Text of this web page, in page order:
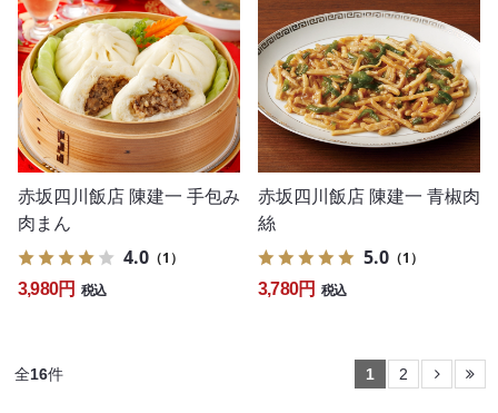
赤坂四川飯店 陳建一 手包み
肉まん
4.0 （1）
3,980円 税込
赤坂四川飯店 陳建一 青椒肉
絲
5.0 （1）
3,780円 税込
全16件 1 2